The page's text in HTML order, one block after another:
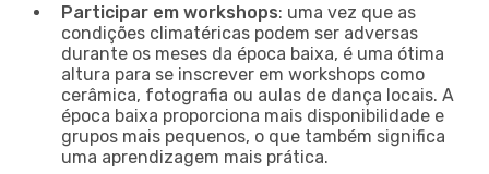
Participar em workshops: uma vez que as
condições climatéricas podem ser adversas
durante os meses da época baixa, é uma ótima
altura para se inscrever em workshops como
cerâmica, fotografia ou aulas de dança locais. A
época baixa proporciona mais disponibilidade e
grupos mais pequenos, o que também significa
uma aprendizagem mais prática.